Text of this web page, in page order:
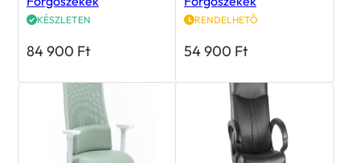
KÉSZLETEN
84 900 Ft
RENDELHETŐ
54 900 Ft